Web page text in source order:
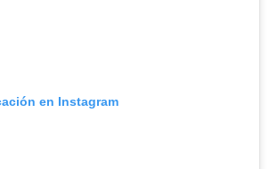
en Instagram